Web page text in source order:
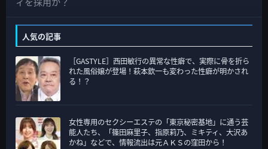
ゴ
リ
ー
人気の記事
［GASTYLE］西田敏行の異常な性癖で、実際に骨を折ら
れた風俗嬢が登場！萩本欽一も変わった性癖が明かされ
る！？
女性専用のセクシーエステの「東京秘密基地」に通う芸
能人たち、「篠田麻里子、指原莉乃、ミキティ、大沢あ
かね」などで、情報流出は元ＡＫＳの窪田から！